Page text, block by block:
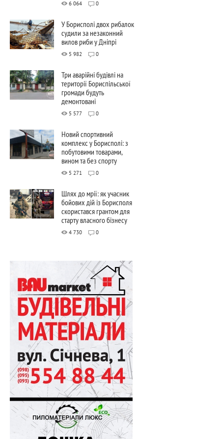
6 064 0
У Борисполі двох рибалок
судили за незаконний
вилов риби у Дніпрі
5 982 0
Три аварійні будівлі на
території Бориспільської
громади будуть
демонтовані
5 577 0
Новий спортивний
комплекс у Борисполі: з
побутовими товарами,
вином та без спорту
5 271 0
Шлях до мрії: як учасник
бойових дій із Борисполя
скористався грантом для
старту власного бізнесу
4 730 0